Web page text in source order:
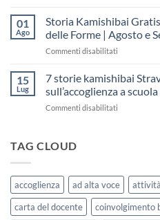
una
lezione
Giorni
Kamishibai
da
sceglierle
01
Ago
Storia Kamishibai
delle Forme | Agosto e
Commenti disabilitati
Kamishibai
Settembre
2026
15
Lug
7 storie kamishibai
sull’accoglienza a scuola
Commenti disabilitati
lavorare
a
scuola
TAG CLOUD
accoglienza ad alta voce
carta del docente
coinvolgimento